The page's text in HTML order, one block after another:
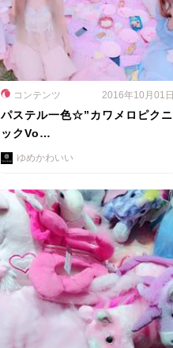
コンテンツ 2016年10月01日
パステル一色☆”カワメロピクニ
ックVo…
ゆめかわいい